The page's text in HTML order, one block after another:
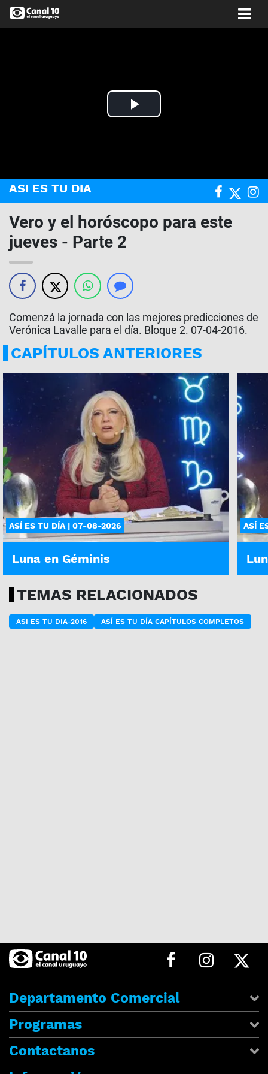
Play
ASI ES TU DIA
Vero y el horóscopo para este
jueves - Parte 2
Comenzá la jornada con las mejores predicciones de
Verónica Lavalle para el día. Bloque 2. 07-04-2016.
CAPÍTULOS ANTERIORES
ASÍ ES TU DÍA | 07-08-2026
Luna en Géminis
ASÍ
TEMAS RELACIONADOS
ASI ES TU DIA-2016 ASÍ ES TU DÍA CAPÍTULOS COMPLETOS
Departamento Comercial
Programas
Contactanos